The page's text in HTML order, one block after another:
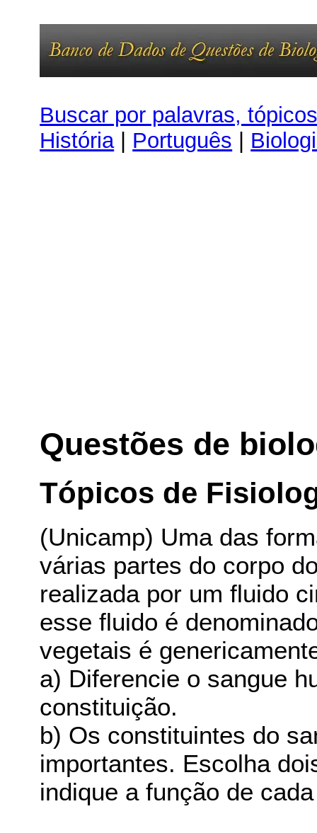
Buscar por palavras,
História| Português |
Questões de
Tópicos de
(Unicamp) Uma das
várias partes do corpo
realizada por um fluido
esse fluido é
vegetais é
a) Diferencie o sangue
constituição.
b) Os constituintes do
importantes. Escolha
indique a função de